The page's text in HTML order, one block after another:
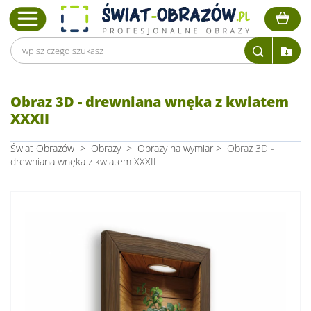
Obraz 3D - drewniana wnęka z kwiatem
XXXII
Świat Obrazów > Obrazy > Obrazy na wymiar > Obraz 3D -
drewniana wnęka z kwiatem XXXII